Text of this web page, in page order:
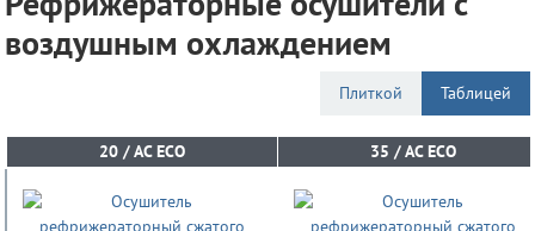
воздушным охлаждением
Плиткой Таблицей
20 / AC ECO 35 / AC ECO
20 / AC ECO 35 / AC ECO